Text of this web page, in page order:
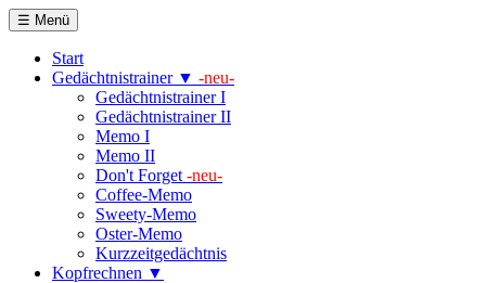
☰ Menü
Start
Gedächtnistrainer ▼ -neu-
Gedächtnistrainer I
Gedächtnistrainer II
Memo I
Memo II
Don't Forget -neu-
Coffee-Memo
Sweety-Memo
Oster-Memo
Kurzzeitgedächtnis
Kopfrechnen ▼